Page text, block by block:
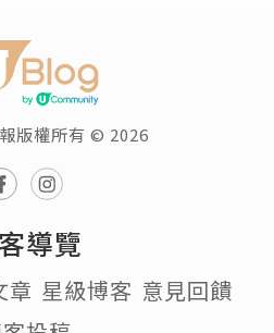
版權所有 © 2026
導覽
章 星級博客 意見回饋